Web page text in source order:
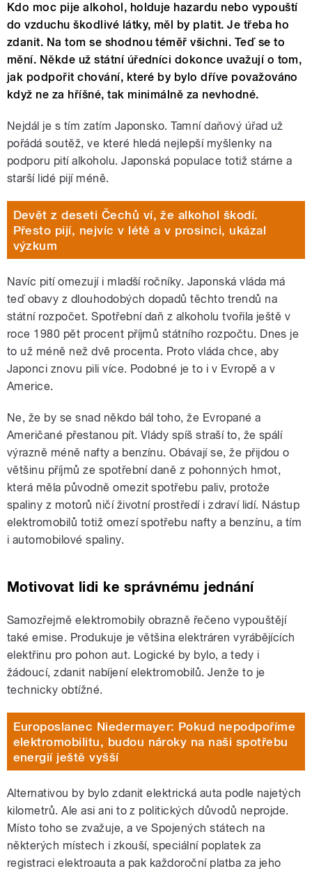
Kdo moc pije alkohol, holduje hazardu nebo vypouští
do vzduchu škodlivé látky, měl by platit. Je třeba ho
zdanit. Na tom se shodnou téměř všichni. Teď se to
mění. Někde už státní úředníci dokonce uvažují o tom,
jak podpořit chování, které by bylo dříve považováno
když ne za hříšné, tak minimálně za nevhodné.
Nejdál je s tím zatím Japonsko. Tamní daňový úřad už
pořádá soutěž, ve které hledá nejlepší myšlenky na
podporu pití alkoholu. Japonská populace totiž stárne a
starší lidé pijí méně.
Devět z deseti Čechů ví, že alkohol škodí.
Přesto pijí, nejvíc v létě a v prosinci, ukázal
výzkum
Navíc pití omezují i mladší ročníky. Japonská vláda má
teď obavy z dlouhodobých dopadů těchto trendů na
státní rozpočet. Spotřební daň z alkoholu tvořila ještě v
roce 1980 pět procent příjmů státního rozpočtu. Dnes je
to už méně než dvě procenta. Proto vláda chce, aby
Japonci znovu pili více. Podobné je to i v Evropě a v
Americe.
Ne, že by se snad někdo bál toho, že Evropané a
Američané přestanou pít. Vlády spíš straší to, že spálí
výrazně méně nafty a benzínu. Obávají se, že přijdou o
většinu příjmů ze spotřební daně z pohonných hmot,
která měla původně omezit spotřebu paliv, protože
spaliny z motorů ničí životní prostředí i zdraví lidí. Nástup
elektromobilů totiž omezí spotřebu nafty a benzínu, a tím
i automobilové spaliny.
Motivovat lidi ke správnému jednání
Samozřejmě elektromobily obrazně řečeno vypouštějí
také emise. Produkuje je většina elektráren vyrábějících
elektřinu pro pohon aut. Logické by bylo, a tedy i
žádoucí, zdanit nabíjení elektromobilů. Jenže to je
technicky obtížné.
Europoslanec Niedermayer: Pokud nepodpoříme
elektromobilitu, budou nároky na naši spotřebu
energií ještě vyšší
Alternativou by bylo zdanit elektrická auta podle najetých
kilometrů. Ale asi ani to z politických důvodů neprojde.
Místo toho se zvažuje, a ve Spojených státech na
některých místech i zkouší, speciální poplatek za
registraci elektroauta a pak každoroční platba za jeho